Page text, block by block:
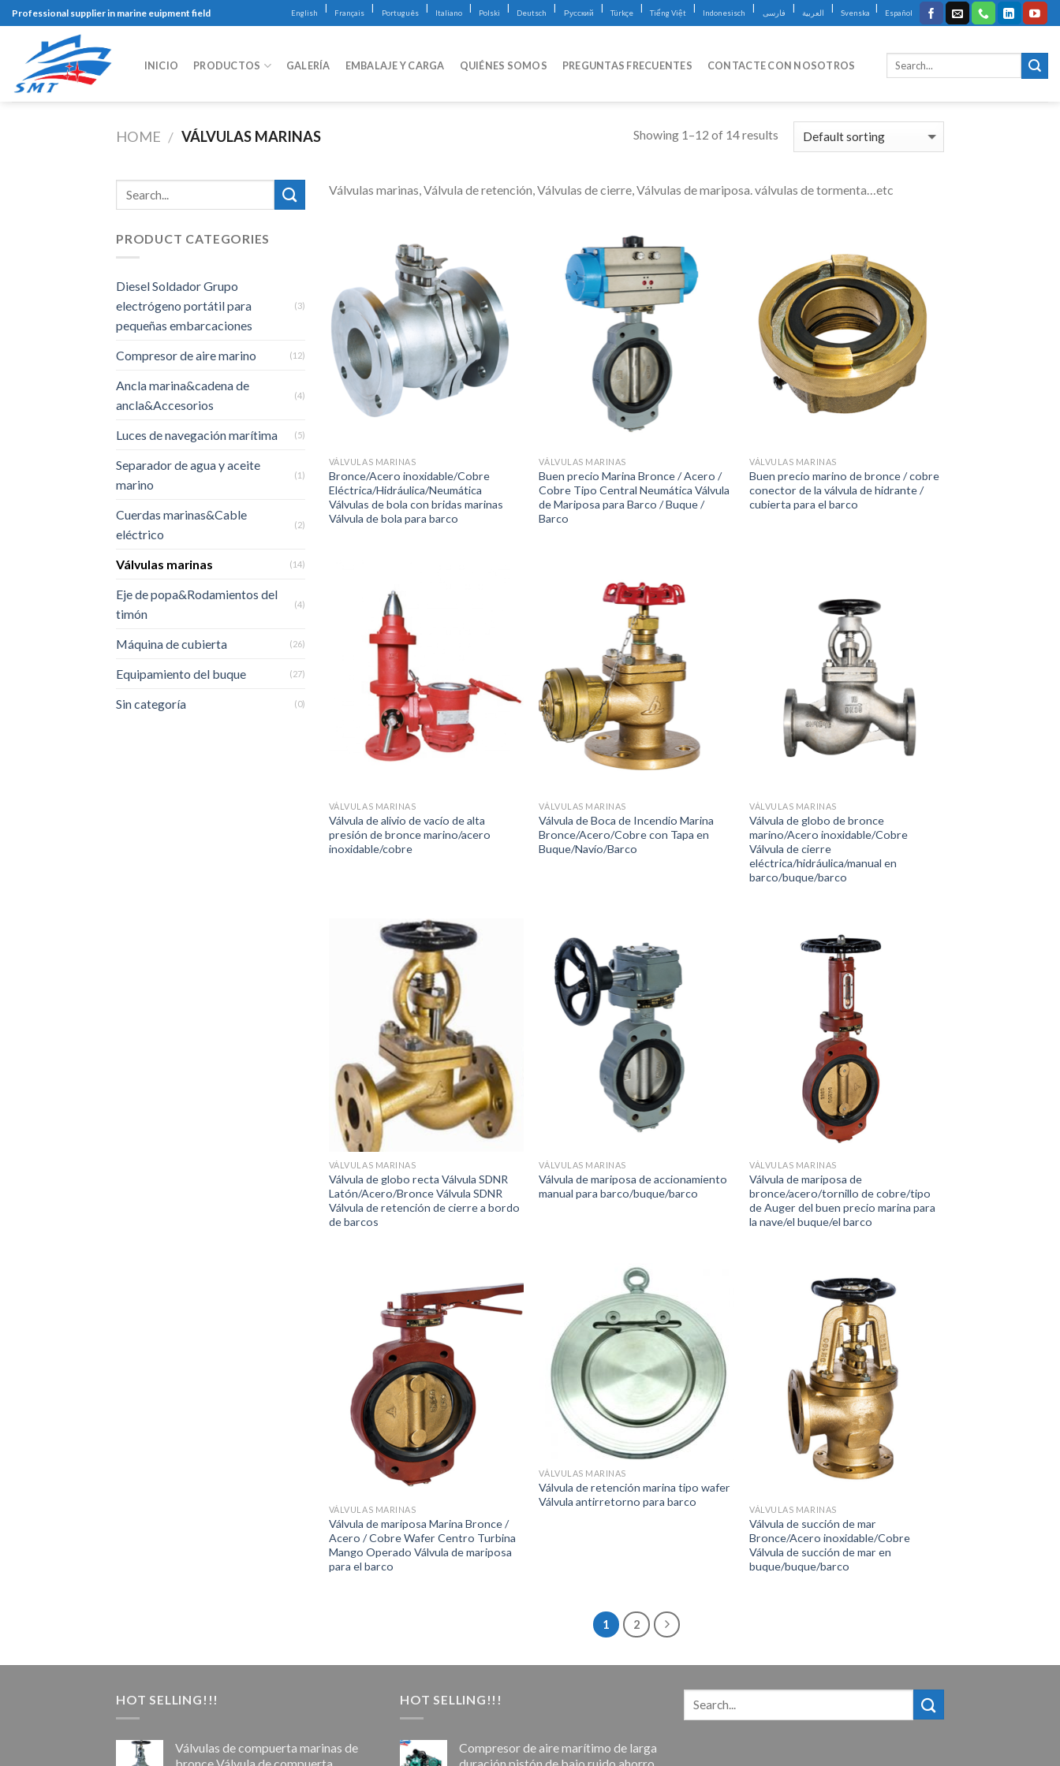
Skip
to
content
Professional supplier in marine euipment field English | Français | Português | Italiano | Polski | Deutsch | Русский | Türkçe | Tiếng Việt | Indonesisch | فارسی | العربية | Svenska | Español
INICIO PRODUCTOS GALERÍA EMBALAJE Y CARGA QUIÉNES SOMOS PREGUNTAS FRECUENTES CONTACTE CON NOSOTROS
HOME / VÁLVULAS MARINAS Showing 1–12 of 14 results
PRODUCT CATEGORIES
Diesel Soldador Grupo
electrógeno portátil para
pequeñas embarcaciones
(3)
Compresor de aire marino (12)
Ancla marina&cadena de
ancla&Accesorios
(4)
Luces de navegación marítima (5)
Separador de agua y aceite
marino
(1)
Cuerdas marinas&Cable
eléctrico
(2)
Válvulas marinas (14)
Eje de popa&Rodamientos del
timón
(4)
Máquina de cubierta (26)
Equipamiento del buque (27)
Sin categoría (0)
Válvulas marinas, Válvula de retención, Válvulas de cierre, Válvulas de mariposa. válvulas de tormenta…etc
VÁLVULAS MARINAS
Bronce/Acero inoxidable/Cobre
Eléctrica/Hidráulica/Neumática
Válvulas de bola con bridas marinas
Válvula de bola para barco
VÁLVULAS MARINAS
Buen precio Marina Bronce / Acero /
Cobre Tipo Central Neumática Válvula
de Mariposa para Barco / Buque /
Barco
VÁLVULAS MARINAS
Buen precio marino de bronce / cobre
conector de la válvula de hidrante /
cubierta para el barco
VÁLVULAS MARINAS
Válvula de alivio de vacío de alta
presión de bronce marino/acero
inoxidable/cobre
VÁLVULAS MARINAS
Válvula de Boca de Incendio Marina
Bronce/Acero/Cobre con Tapa en
Buque/Navío/Barco
VÁLVULAS MARINAS
Válvula de globo de bronce
marino/Acero inoxidable/Cobre
Válvula de cierre
eléctrica/hidráulica/manual en
barco/buque/barco
VÁLVULAS MARINAS
Válvula de globo recta Válvula SDNR
Latón/Acero/Bronce Válvula SDNR
Válvula de retención de cierre a bordo
de barcos
VÁLVULAS MARINAS
Válvula de mariposa de accionamiento
manual para barco/buque/barco
VÁLVULAS MARINAS
Válvula de mariposa de
bronce/acero/tornillo de cobre/tipo
de Auger del buen precio marina para
la nave/el buque/el barco
VÁLVULAS MARINAS
Válvula de mariposa Marina Bronce /
Acero / Cobre Wafer Centro Turbina
Mango Operado Válvula de mariposa
para el barco
VÁLVULAS MARINAS
Válvula de retención marina tipo wafer
Válvula antirretorno para barco
VÁLVULAS MARINAS
Válvula de succión de mar
Bronce/Acero inoxidable/Cobre
Válvula de succión de mar en
buque/buque/barco
1 2
HOT SELLING!!!
Válvulas de compuerta marinas de
HOT SELLING!!!
Compresor de aire marítimo de larga